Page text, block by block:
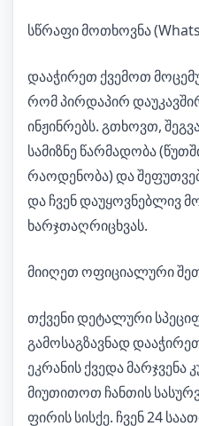
სწრაფი მოთხოვნა
დააჭირეთ ქვემოთ
რომ პირდაპირ
ინჟინრებს. გთხოვთ,
სამიზნე წარმადობა
რაოდენობა) და
და ჩვენ დაუყოვნებლივ
ხარჯთაღრიცხვას.
მიიღეთ ოფიციალური
თქვენი დეტალური
გამოსაგზავნად
ეკრანის ქვედა მარჯვენა
მიუთითოთ ჩანთის
ფირის სისქე. ჩვენ 24